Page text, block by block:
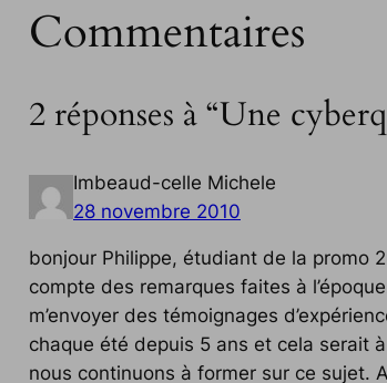
Commentaires
2 réponses à “Une
Imbeaud-celle Michele
28 novembre 2010
bonjour Philippe, étudiant de la promo
compte des remarques faites à
m’envoyer des témoignages
chaque été depuis 5 ans et cela serait
nous continuons à former sur ce sujet.